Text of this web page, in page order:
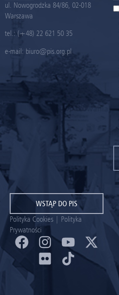
ul. Nowogrodzka 84/86, 02-018
Warszawa
tel.: (+48) 22 621 50 35
e-mail: biuro@pis.org.pl
WSTĄP DO PIS
Polityka Cookies | Polityka
Prywatności